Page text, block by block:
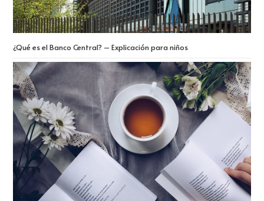
¿Qué es el Banco Central? – Explicación para niños